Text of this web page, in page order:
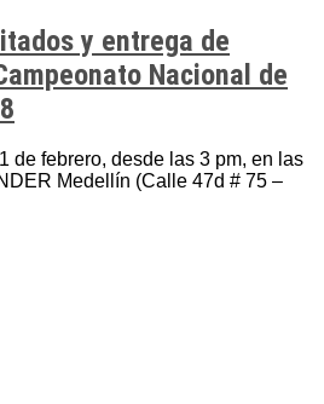
y entrega de
Nacional de
de febrero, desde las 3 pm, en las
Medellín (Calle 47d # 75 –